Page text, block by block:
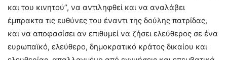
και του κινητού’’, να αντιληφθεί και να αναλάβει
έμπρακτα τις ευθύνες του έναντι της δούλης πατρίδας,
και να αποφασίσει αν επιθυμεί να ζήσει ελεύθερος σε ένα
ευρωπαϊκό, ελεύθερο, δημοκρατικό κράτος δικαίου και